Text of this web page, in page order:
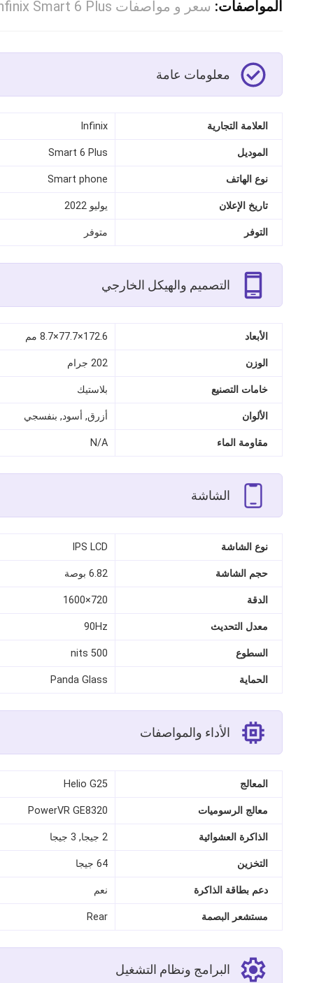
المواصفات: سعر و مواصفات Infinix Smart 6 Plus
معلومات عامة
العلامة التجارية Infinix
الموديل Smart 6 Plus
نوع الهاتف Smart phone
تاريخ الإعلان يوليو 2022
التوفر متوفر
التصميم والهيكل الخارجي
الأبعاد 172.6×77.7×8.7 مم
الوزن 202 جرام
خامات التصنيع بلاستيك
الألوان أزرق, أسود, بنفسجي
مقاومة الماء N/A
الشاشة
نوع الشاشة IPS LCD
حجم الشاشة 6.82 بوصة
الدقة 720×1600
معدل التحديث 90Hz
السطوع 500 nits
الحماية Panda Glass
الأداء والمواصفات
المعالج Helio G25
معالج الرسوميات PowerVR GE8320
الذاكرة العشوائية 2 جيجا, 3 جيجا
التخزين 64 جيجا
دعم بطاقة الذاكرة نعم
مستشعر البصمة Rear
البرامج ونظام التشغيل